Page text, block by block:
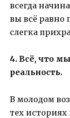
всегда
вы всё равно
слегка
4. Всё, что
реальность.
В молодом
тех